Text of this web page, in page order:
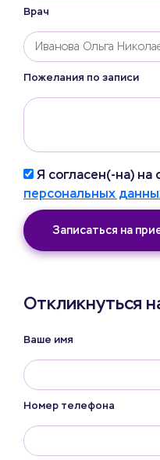
Врач
Пожелания по записи
Я согласен(-на) на
персональных
Записаться на
Откликнуться
Ваше имя
Номер телефона